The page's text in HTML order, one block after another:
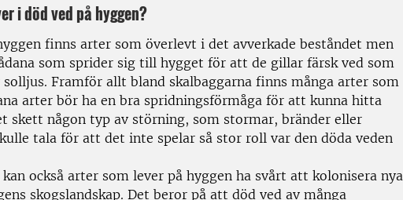
i död ved på hyggen?
finns arter som överlevt i det avverkade beståndet men
som sprider sig till hygget för att de gillar färsk ved som
solljus. Framför allt bland skalbaggarna finns många arter som
arter bör ha en bra spridningsförmåga för att kunna hitta
skett någon typ av störning, som stormar, bränder eller
tala för att det inte spelar så stor roll var den döda veden
kan också arter som lever på hyggen ha svårt att kolonisera nya
skogslandskap. Det beror på att död ved av många